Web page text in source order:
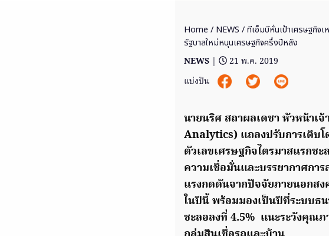
Home / NEWS / ทีเอ็มบีหั่นเป้าเศรษฐกิจ
รัฐบาลใหม่หนุนเศรษฐกิจครึ่งปีหลัง
NEWS |
21 พ.ค. 2019
แบ่งปัน
นายนริศ สถาผลเดชา หัวหน้าเ
Analytics) แถลงปรับการเติบโ
ตัวเลขเศรษฐกิจไตรมาสแรกช
ความเชื่อมั่นและบรรยากาศกา
แรงกดดันจากปัจจัยภายนอกสง
ในปีนี้ พร้อมมองเป็นปีที่ระบบธ
ชะลอลงที่ 4.5% แนะระวังคุณภ